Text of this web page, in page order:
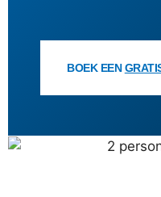
BOEK EEN